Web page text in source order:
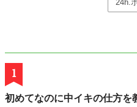
1
初めてなのに中イキの仕方を